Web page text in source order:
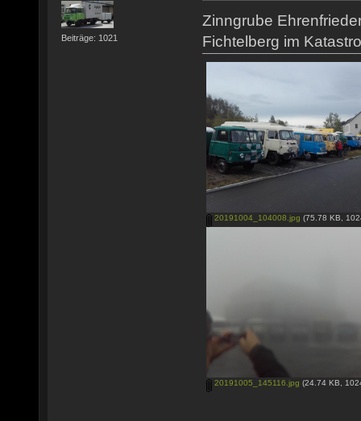
Beiträge: 1021
Zinngrube
Fichtelberg im
20191004_104008.jpg (75.78 KB,
20191005_145116.jpg (24.74 KB,